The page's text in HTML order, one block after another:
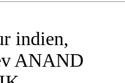
indien,
ANAND